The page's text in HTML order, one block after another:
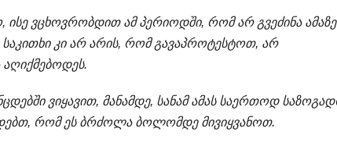
ისე ვცხოვრობდით ამ პერიოდში, რომ არ გვეძინა ამაზე
კი არ არის, რომ გავაპროტესტოთ, არ
ვიყავით, მანამდე, სანამ ამას საერთოდ
რომ ეს ბრძოლა ბოლომდე მივიყვანოთ.